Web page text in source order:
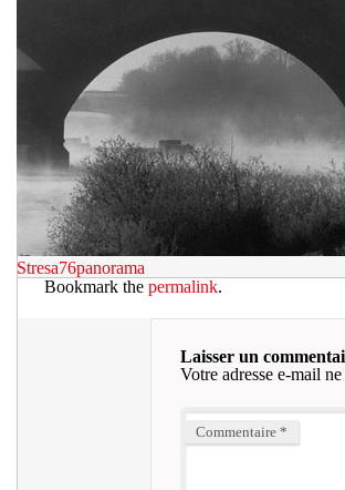
Stresa76panorama
Bookmark the permalink.
Laisser un
Votre adresse e-mail
Commentaire *